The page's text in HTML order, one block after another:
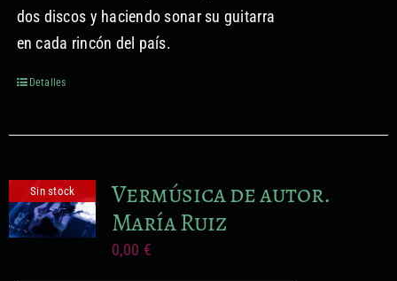
dos discos y haciendo sonar su guitarra
en cada rincón del país.
Detalles
Sin stock
Vermúsica de autor.
María Ruiz
0,00 €